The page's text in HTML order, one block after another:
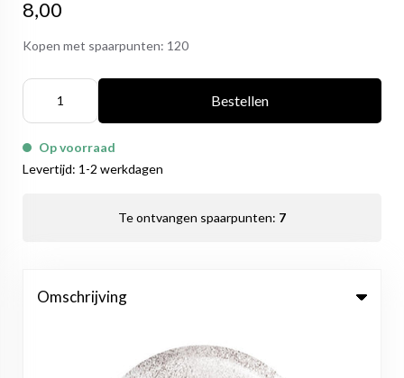
8,00
Kopen met spaarpunten: 120
Bestellen
Op voorraad
Levertijd: 1-2 werkdagen
Te ontvangen spaarpunten: 7
Omschrijving